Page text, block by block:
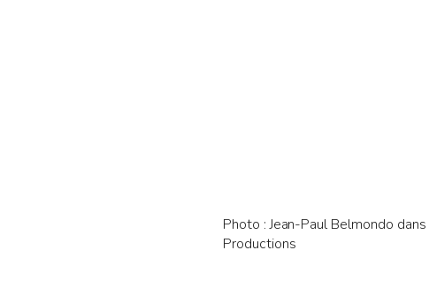
Photo : Jean-Paul Belmondo dans
Productions